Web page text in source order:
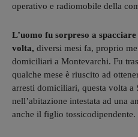
operativo e radiomobile della
L’uomo fu sorpreso a
volta, diversi mesi fa, proprio
domiciliari a Montevarchi. Fu
qualche mese è riuscito ad
arresti domiciliari, questa volta a
nell’abitazione intestata ad una
anche il figlio tossicodipendente.